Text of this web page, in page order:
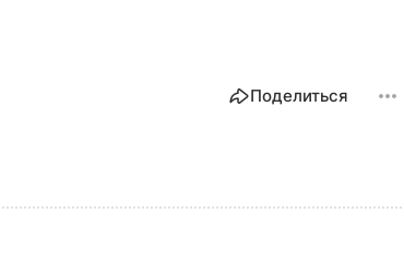
Поделиться